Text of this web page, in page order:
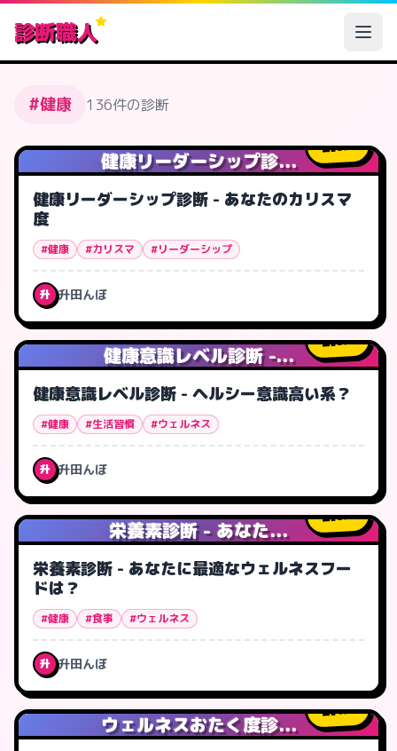
診断職人
#健康 136件の診断
健康リーダーシップ診...
0人
健康リーダーシップ診断 - あなたのカリスマ
度
#健康 #カリスマ #リーダーシップ
升 升田んぼ
健康意識レベル診断 -...
0人
健康意識レベル診断 - ヘルシー意識高い系？
#健康 #生活習慣 #ウェルネス
升 升田んぼ
栄養素診断 - あなた...
0人
栄養素診断 - あなたに最適なウェルネスフー
ドは？
#健康 #食事 #ウェルネス
升 升田んぼ
ウェルネスおたく度診...
1人